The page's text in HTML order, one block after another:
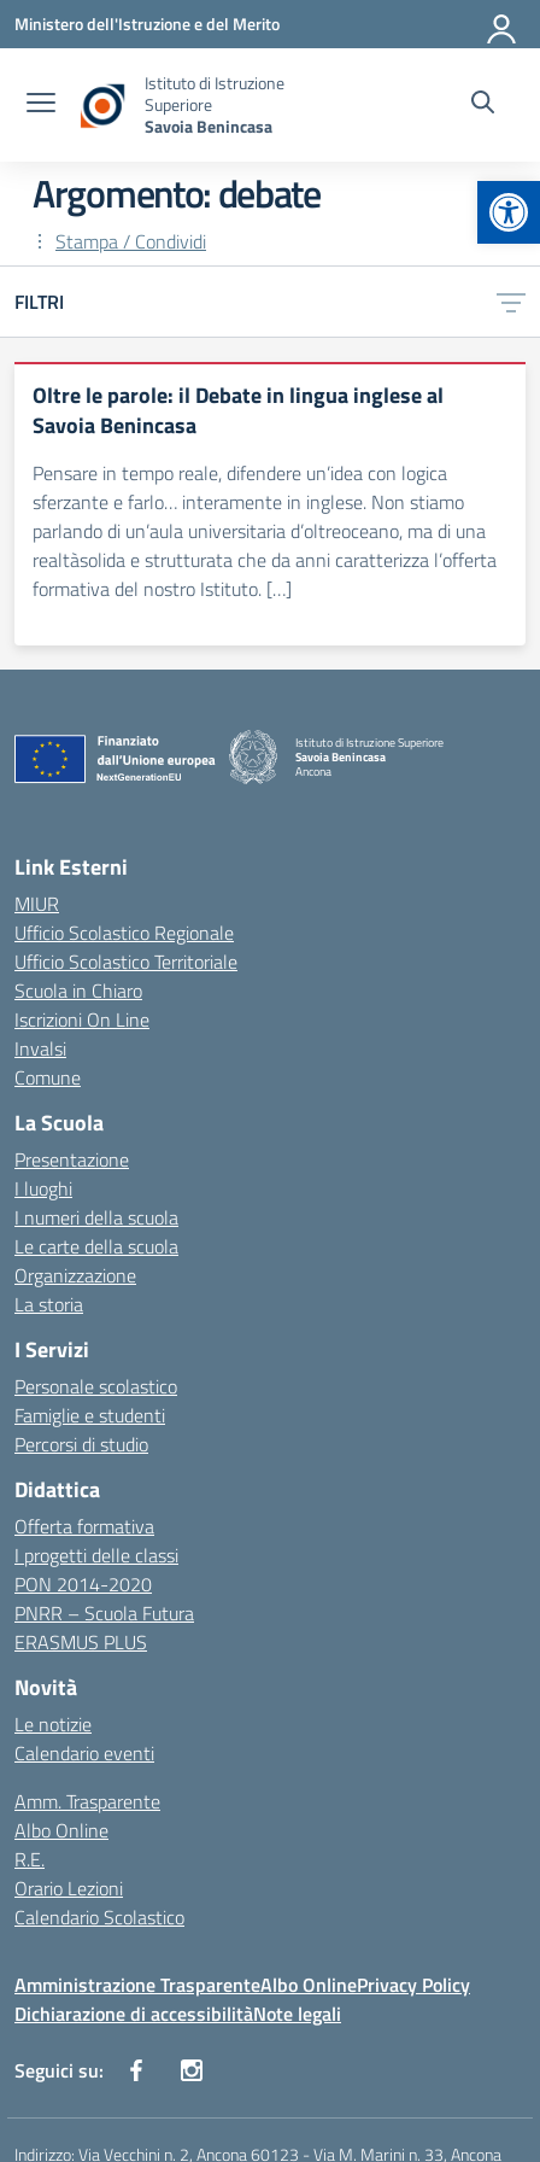
Vai ai contenuti
Vai al menu di navigazione
Vai al footer
Ministero dell'Istruzione e del Merito
Istituto di Istruzione
Superiore
Savoia Benincasa
Argomento: debate
Stampa / Condividi
FILTRI
Oltre le parole: il Debate in lingua inglese al
Savoia Benincasa
Pensare in tempo reale, difendere un’idea con logica
sferzante e farlo… interamente in inglese. Non stiamo
parlando di un’aula universitaria d’oltreoceano, ma di una
realtàsolida e strutturata che da anni caratterizza l’offerta
formativa del nostro Istituto. […]
Istituto di Istruzione Superiore
Savoia Benincasa
Ancona
Link Esterni
MIUR
Ufficio Scolastico Regionale
Ufficio Scolastico Territoriale
Scuola in Chiaro
Iscrizioni On Line
Invalsi
Comune
La Scuola
Presentazione
I luoghi
I numeri della scuola
Le carte della scuola
Organizzazione
La storia
I Servizi
Personale scolastico
Famiglie e studenti
Percorsi di studio
Didattica
Offerta formativa
I progetti delle classi
PON 2014-2020
PNRR – Scuola Futura
ERASMUS PLUS
Novità
Le notizie
Calendario eventi
Amm. Trasparente
Albo Online
R.E.
Orario Lezioni
Calendario Scolastico
Amministrazione TrasparenteAlbo OnlinePrivacy Policy
Dichiarazione di accessibilitàNote legali
Seguici su:
Indirizzo:Via Vecchini n. 2, Ancona 60123 - Via M. Marini n. 33, Ancona